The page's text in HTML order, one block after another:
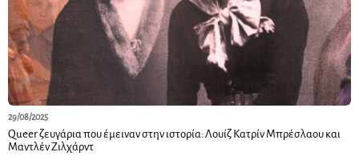
29/08/2025
Queer ζευγάρια που έμειναν στην ιστορία: Λουίζ Κατρίν Μπρέσλαου και
Μαντλέν Ζιλχάρντ